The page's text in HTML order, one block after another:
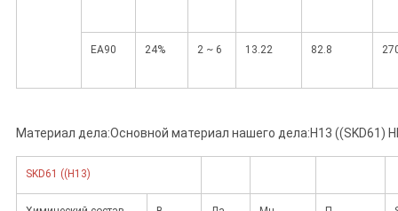
EA90 24% 2 ~ 6 13.22 82.8
Материал дела:Основной материал нашего дела:H13 ((SKD61)
SKD61 ((H13)